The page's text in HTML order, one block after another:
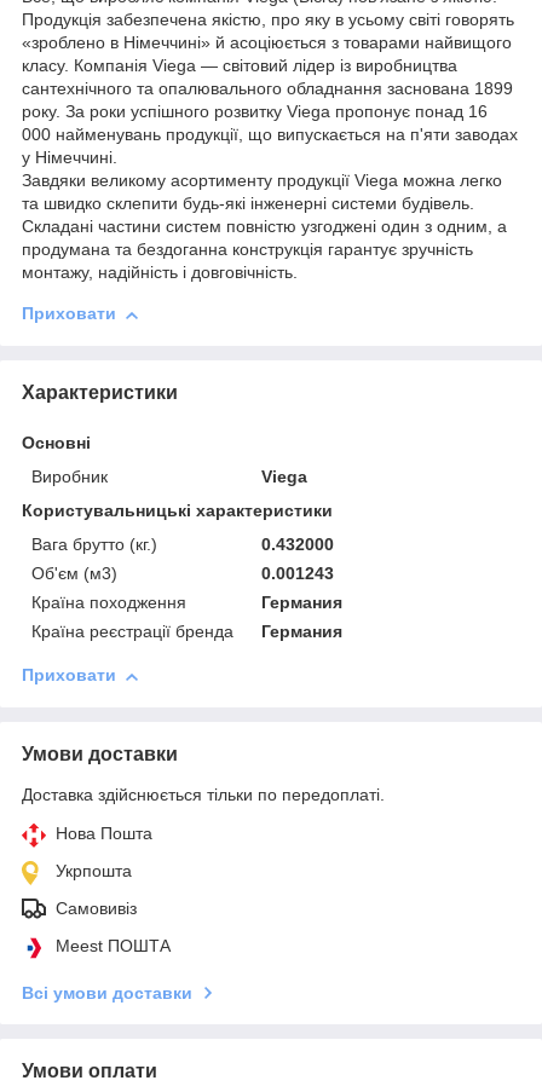
Продукція забезпечена якістю, про яку в усьому світі говорять
«зроблено в Німеччині» й асоціюється з товарами найвищого
класу. Компанія Viega — світовий лідер із виробництва
сантехнічного та опалювального обладнання заснована 1899
року. За роки успішного розвитку Viega пропонує понад 16
000 найменувань продукції, що випускається на п'яти заводах
у Німеччині.
Завдяки великому асортименту продукції Viega можна легко
та швидко склепити будь-які інженерні системи будівель.
Складані частини систем повністю узгоджені один з одним, а
продумана та бездоганна конструкція гарантує зручність
монтажу, надійність і довговічність.
Приховати
Характеристики
Основні
Виробник
Viega
Користувальницькі характеристики
Вага брутто (кг.)
0.432000
Об'єм (м3)
0.001243
Країна походження
Германия
Країна реєстрації бренда
Германия
Приховати
Умови доставки
Доставка здійснюється тільки по передоплаті.
Нова Пошта
Укрпошта
Самовивіз
Meest ПОШТА
Всі умови доставки
Умови оплати